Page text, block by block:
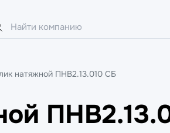
натяжной ПНВ2.13.010 СБ